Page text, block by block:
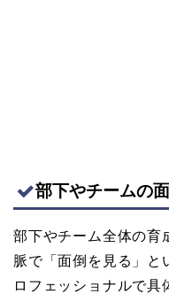
部下やチームの
部下やチーム全体の育
脈で「面倒を見る」と
ロフェッショナルで具